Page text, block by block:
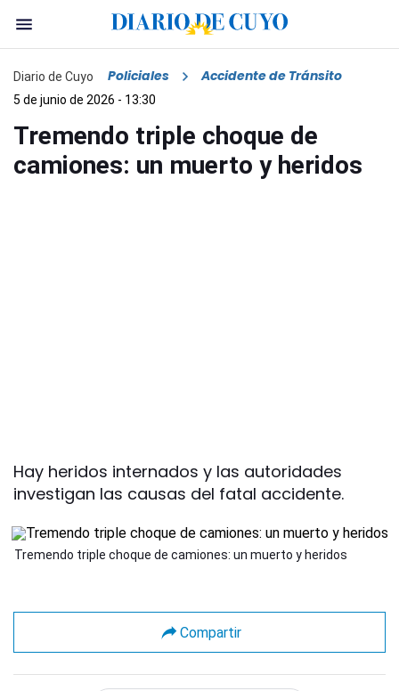
Diario de Cuyo Policiales Accidente de Tránsito
5 de junio de 2026 - 13:30
Tremendo triple choque de
camiones: un muerto y heridos
Hay heridos internados y las autoridades
investigan las causas del fatal accidente.
Tremendo triple choque de camiones: un muerto y heridos
Compartir